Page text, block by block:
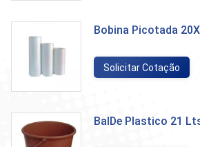
Bobina Picotada
Solicitar Cotação
BalDe Plastico 21